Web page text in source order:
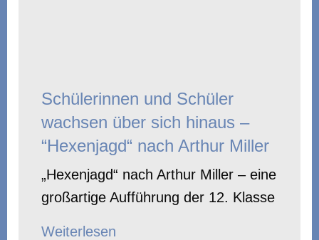
Schülerinnen und Schüler
wachsen über sich hinaus –
“Hexenjagd“ nach Arthur Miller
„Hexenjagd“ nach Arthur Miller – eine
großartige Aufführung der 12. Klasse
Weiterlesen